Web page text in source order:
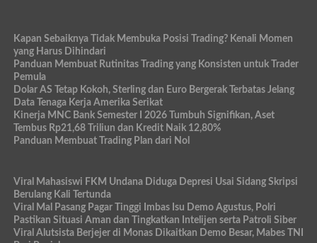
Kapan Sebaiknya Tidak Membuka Posisi Trading? Kenali Momen
yang Harus Dihindari
Panduan Membuat Rutinitas Trading yang Konsisten untuk Trader
Pemula
Dolar AS Tetap Kokoh, Sterling dan Euro Bergerak Terbatas Jelang
Data Tenaga Kerja Amerika Serikat
Kinerja MNC Bank Semester I 2026 Tumbuh Signifikan, Aset
Tembus Rp21,68 Triliun dan Kredit Naik 12,80%
Panduan Membuat Trading Plan dari Nol
Viral Mahasiswi FKM Undana Diduga Depresi Usai Sidang Skripsi
Berulang Kali Tertunda
Viral Mal Pasang Pagar Tinggi Imbas Isu Demo Agustus, Polri
Pastikan Situasi Aman dan Tingkatkan Intelijen serta Patroli Siber
Viral Alutsista Berjejer di Monas Dikaitkan Demo Besar, Mabes TNI